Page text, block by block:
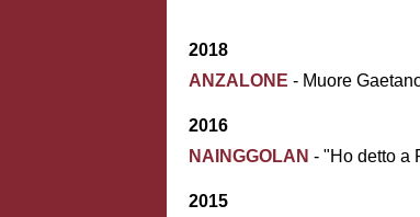
2018
ANZALONE - Muore
2016
NAINGGOLAN - "Ho detto a
2015